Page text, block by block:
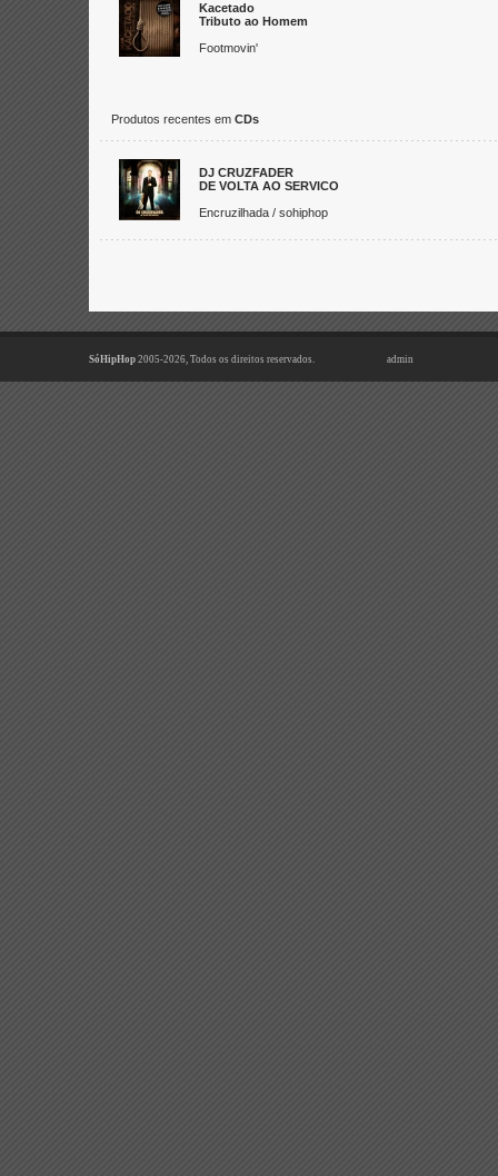
Kacetado
Tributo ao Homem
Footmovin'
Produtos recentes em CDs
DJ CRUZFADER
DE VOLTA AO SERVICO
Encruzilhada / sohiphop
SóHipHop 2005-2026, Todos os direitos reservados. admin